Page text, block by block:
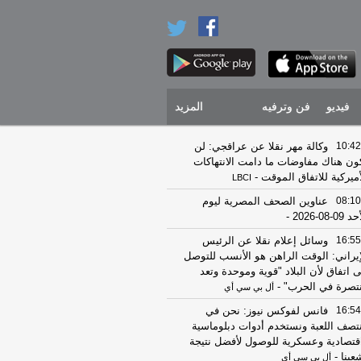
فيديو فن وترفيه المزيد
10:42
وكالة مهر نقلا عن عراقجي: لن
هناك مفاوضات ما دامت الانتهاكات
للاتفاق الموقت -
LBCI
08:10
عناوين الصحف المصرية ليوم
08-2026
-
16:55
وسائل إعلام نقلا عن الرئيس
الوقت الراهن هو الأنسب للتوصل
اتفاق لأن البلاد "قوية وموحدة وتعد
في الحرب" - أل بي سي أي
16:54
فانس لفوكس نيوز: نحن في
اللعبة ونستخدم أدوات دبلوماسية
وعسكرية للوصول لأفضل نتيجة
- أل بي سي أي